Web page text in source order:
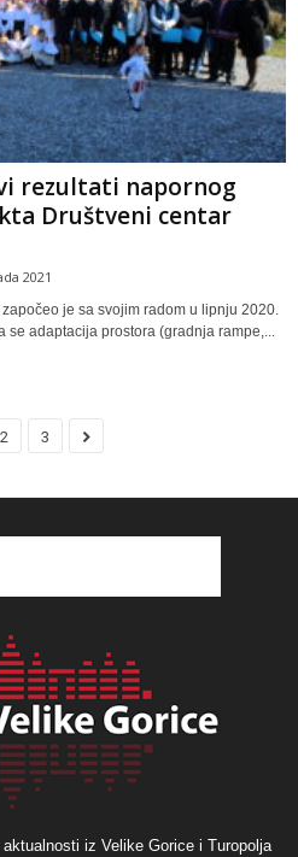
rezultati napornog
Društveni centar
2021
je sa svojim radom u lipnju 2020.
adaptacija prostora (gradnja rampe,...
2 3
iz Velike Gorice i Turopolja